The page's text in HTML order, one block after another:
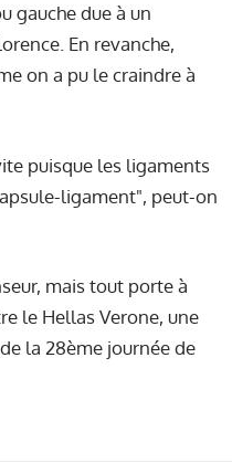
gauche due à un
En revanche,
on a pu le craindre à
puisque les ligaments
ligament", peut-on
mais tout porte à
le Hellas Verone, une
la 28ème journée de